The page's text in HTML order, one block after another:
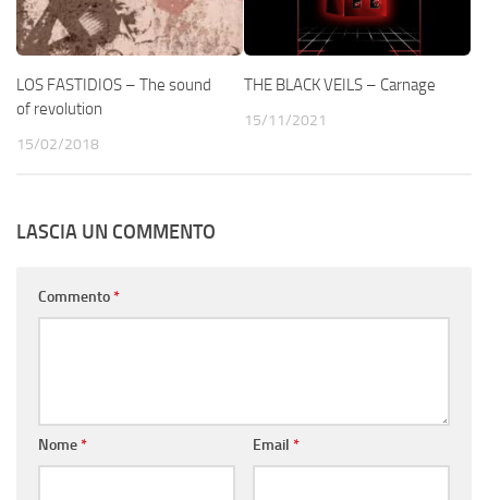
LOS FASTIDIOS – The sound
of revolution
15/02/2018
THE BLACK VEILS – Carnage
15/11/2021
LASCIA UN COMMENTO
Commento*
Nome* Email *